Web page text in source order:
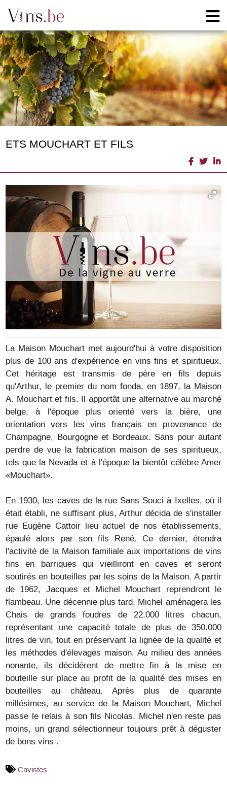
ETS MOUCHART ET FILS
La Maison Mouchart met aujourd'hui à votre disposition
plus de 100 ans d'expérience en vins fins et spiritueux.
Cet héritage est transmis de père en fils depuis
qu'Arthur, le premier du nom fonda, en 1897, la Maison
A. Mouchart et fils. Il apportât une alternative au marché
belge, à l'époque plus orienté vers la bière, une
orientation vers les vins français en provenance de
Champagne, Bourgogne et Bordeaux. Sans pour autant
perdre de vue la fabrication maison de ses spiritueux,
tels que la Nevada et à l'époque la bientôt célèbre Amer
«Mouchart».
En 1930, les caves de la rue Sans Souci à Ixelles, où il
était établi, ne suffisant plus, Arthur décida de s'installer
rue Eugène Cattoir lieu actuel de nos établissements,
épaulé alors par son fils René. Ce dernier, étendra
l'activité de la Maison familiale aux importations de vins
fins en barriques qui vieilliront en caves et seront
soutirés en bouteilles par les soins de la Maison. A partir
de 1962, Jacques et Michel Mouchart reprendront le
flambeau. Une décennie plus tard, Michel aménagera les
Chais de grands foudres de 22.000 litres chacun,
représentant une capacité totale de plus de 350.000
litres de vin, tout en préservant la lignée de la qualité et
les méthodes d'élevages maison. Au milieu des années
nonante, ils décidèrent de mettre fin à la mise en
bouteille sur place au profit de la qualité des mises en
bouteilles au château. Après plus de quarante
millésimes, au service de la Maison Mouchart, Michel
passe le relais à son fils Nicolas. Michel n'en reste pas
moins, un grand sélectionneur toujours prêt à déguster
de bons vins .
Cavistes